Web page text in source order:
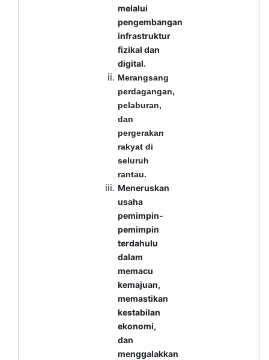
melalui
pengembangan
infrastruktur
fizikal dan
digital.
Merangsang
perdagangan,
pelaburan,
dan
pergerakan
rakyat di
seluruh
rantau.
Meneruskan
usaha
pemimpin-
pemimpin
terdahulu
dalam
memacu
kemajuan,
memastikan
kestabilan
ekonomi,
dan
menggalakkan